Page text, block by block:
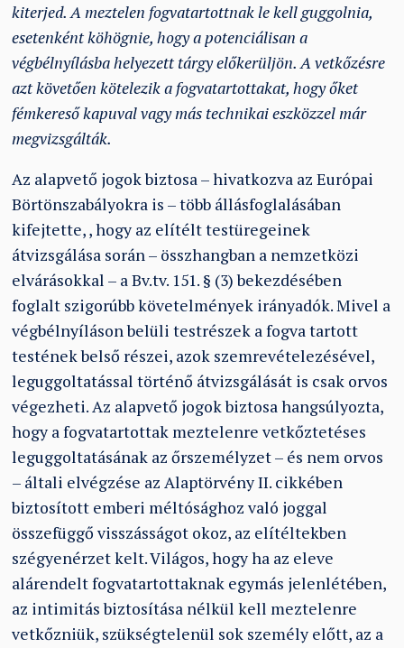
kiterjed. A meztelen fogvatartottnak le kell guggolnia,
esetenként köhögnie, hogy a potenciálisan a
végbélnyílásba helyezett tárgy előkerüljön. A vetkőzésre
azt követően kötelezik a fogvatartottakat, hogy őket
fémkereső kapuval vagy más technikai eszközzel már
megvizsgálták.
Az alapvető jogok biztosa – hivatkozva az Európai
Börtönszabályokra is – több állásfoglalásában
kifejtette,, hogy az elítélt testüregeinek
átvizsgálása során – összhangban a nemzetközi
elvárásokkal – a Bv.tv. 151. § (3) bekezdésében
foglalt szigorúbb követelmények irányadók. Mivel a
végbélnyíláson belüli testrészek a fogva tartott
testének belső részei, azok szemrevételezésével,
leguggoltatással történő átvizsgálását is csak orvos
végezheti. Az alapvető jogok biztosa hangsúlyozta,
hogy a fogvatartottak meztelenre vetkőztetéses
leguggoltatásának az őrszemélyzet – és nem orvos
– általi elvégzése az Alaptörvény II. cikkében
biztosított emberi méltósághoz való joggal
összefüggő visszásságot okoz, az elítéltekben
szégyenérzet kelt. Világos, hogy ha az eleve
alárendelt fogvatartottaknak egymás jelenlétében,
az intimitás biztosítása nélkül kell meztelenre
vetkőzniük, szükségtelenül sok személy előtt, az a